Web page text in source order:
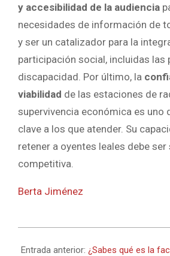
y accesibilidad de la audiencia
necesidades de información de
y ser un catalizador para la
participación social, incluidas las
discapacidad. Por último, la
viabilidad de las estaciones de
supervivencia económica es uno
clave a los que atender. Su
retener a oyentes leales debe
competitiva.
Berta Jiménez
03-
Entrada anterior: ¿Sabes qué es la